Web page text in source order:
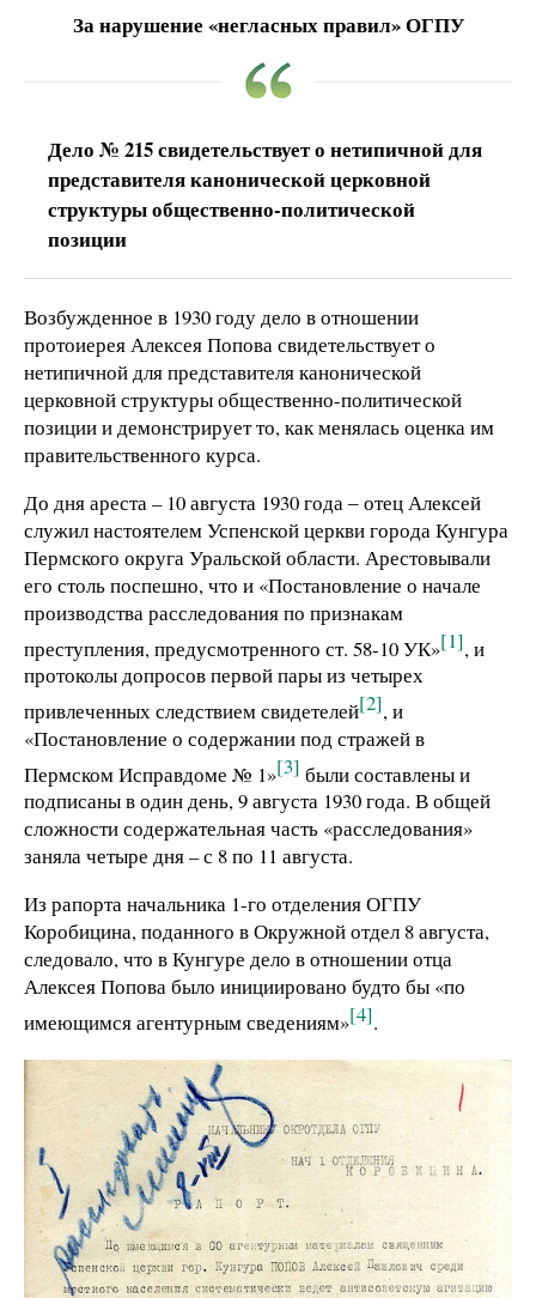
За нарушение «негласных правил» ОГПУ
Дело № 215 свидетельствует о нетипичной для
представителя канонической церковной
структуры общественно-политической
позиции
Возбужденное в 1930 году дело в отношении
протоиерея Алексея Попова свидетельствует о
нетипичной для представителя канонической
церковной структуры общественно-политической
позиции и демонстрирует то, как менялась оценка им
правительственного курса.
До дня ареста – 10 августа 1930 года ‒ отец Алексей
служил настоятелем Успенской церкви города Кунгура
Пермского округа Уральской области. Арестовывали
его столь поспешно, что и «Постановление о начале
производства расследования по признакам
преступления, предусмотренного ст. 58-10 УК»[1], и
протоколы допросов первой пары из четырех
привлеченных следствием свидетелей[2], и
«Постановление о содержании под стражей в
Пермском Исправдоме № 1»[3] были составлены и
подписаны в один день, 9 августа 1930 года. В общей
сложности содержательная часть «расследования»
заняла четыре дня – с 8 по 11 августа.
Из рапорта начальника 1-го отделения ОГПУ
Коробицина, поданного в Окружной отдел 8 августа,
следовало, что в Кунгуре дело в отношении отца
Алексея Попова было инициировано будто бы «по
имеющимся агентурным сведениям»[4].